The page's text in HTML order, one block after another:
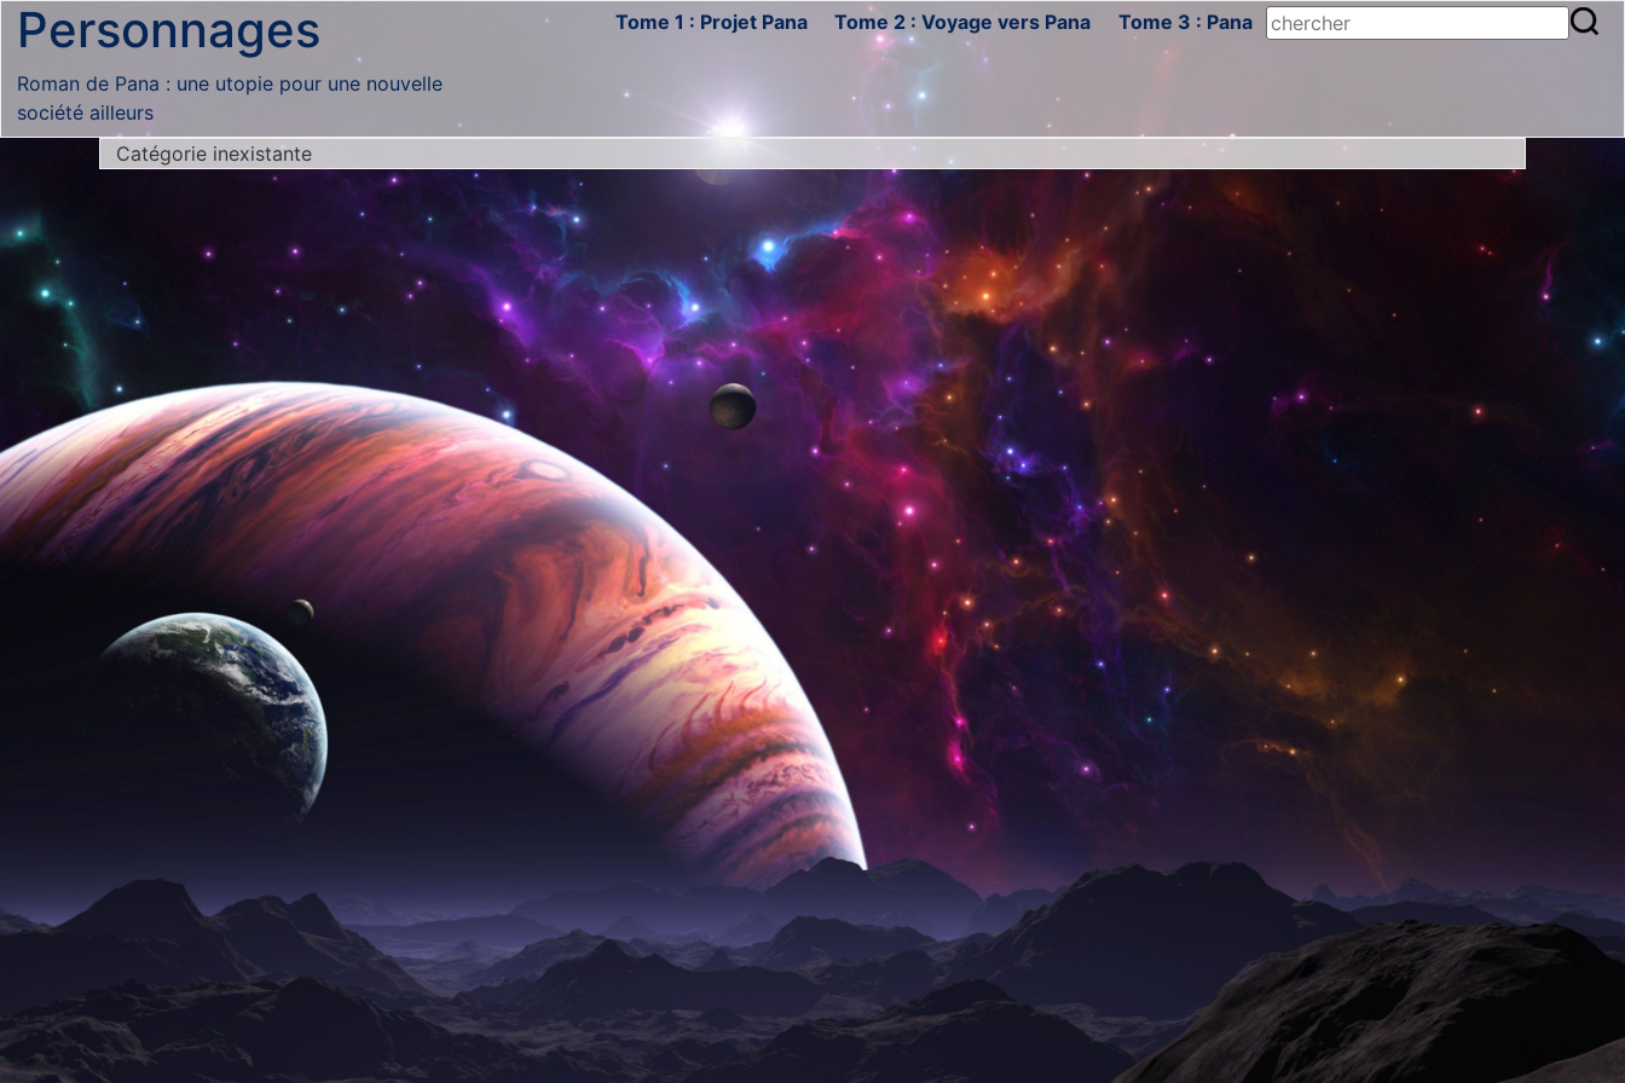
Personnages
Roman de Pana : une utopie pour une nouvelle
société ailleurs
Tome 1 : Projet Pana Tome 2 : Voyage vers Pana Tome 3 : Pana
Catégorie inexistante